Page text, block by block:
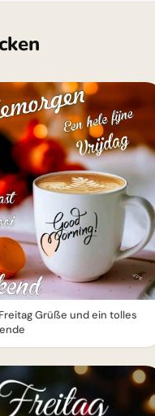
Grüße und ein tolles